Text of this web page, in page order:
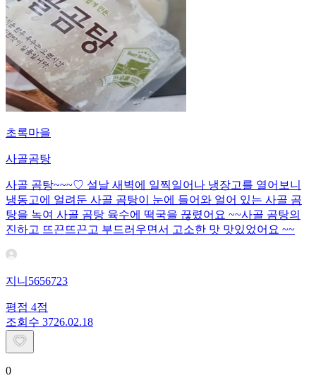
초록마을
사골곰탕
사골 곰탕~~~♡ 설날 새벽에 일찍일어나 냉장고를 열어보니
냉동고에 얼려둔 사골 곰탕이 눈에 들어와 얼어 있는 사골 곰
탕을 녹여 사골 곰탕 육수에 떡국을 끊렸어요 ~~사골 곰탕의
진하고 뜨끈뜨끈고 부드러우면서 고소한 맛 맛있었어요 ~~
지니5656723
평점 4점
조회수 3726.02.18
0